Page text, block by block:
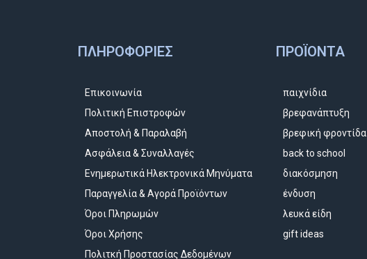
ΠΛΗΡΟΦΟΡΊΕΣ
Επικοινωνία
Πολιτική Επιστροφών
Αποστολή & Παραλαβή
Ασφάλεια & Συναλλαγές
Ενημερωτικά Ηλεκτρονικά Μηνύματα
Παραγγελία & Αγορά Προϊόντων
Όροι Πληρωμών
Όροι Χρήσης
Πολιτκή Προστασίας Δεδομένων
ΠΡΟΪΌΝΤΑ
παιχνίδια
βρεφανάπτυξη
βρεφική φροντίδα
back to school
διακόσμηση
ένδυση
λευκά είδη
gift ideas